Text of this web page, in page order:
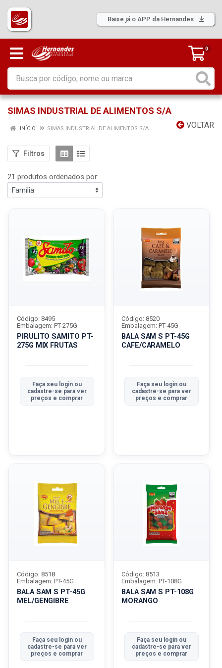
Baixe já o APP da Hernandes
0
SIMAS INDUSTRIAL DE ALIMENTOS S/A
VOLTAR
INÍCIO SIMAS INDUSTRIAL DE ALIMENTOS S/A
Filtros
21 produtos ordenados por:
PIRULITO SAMITO PT-
275G MIX FRUTAS
Código: 8495
Embalagem: PT-275G
Faça seu login ou
cadastre-se para ver
preços e comprar
BALA SAM S PT-45G
CAFE/CARAMELO
Código: 8520
Embalagem: PT-45G
Faça seu login ou
cadastre-se para ver
preços e comprar
BALA SAM S PT-45G
MEL/GENGIBRE
Código: 8518
Embalagem: PT-45G
Faça seu login ou
cadastre-se para ver
preços e comprar
BALA SAM S PT-108G
MORANGO
Código: 8513
Embalagem: PT-108G
Faça seu login ou
cadastre-se para ver
preços e comprar